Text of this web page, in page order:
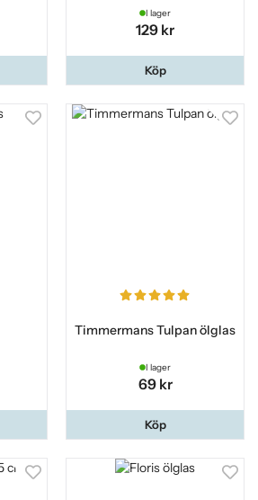
I lager
129 kr
Köp
Timmermans Tulpan ölglas
I lager
69 kr
Köp